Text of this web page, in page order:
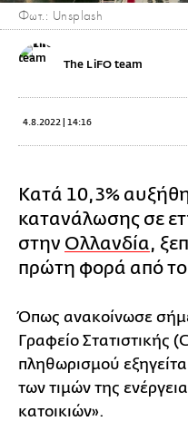
Φωτ.: Unsplash
The LiFO team
4.8.2022 | 14:16
Κατά 10,3%
κατανάλωσης σε
στην Ολλανδία,
πρώτη φορά από το
Όπως ανακοίνωσε
Γραφείο Στατιστικής
πληθωρισμού
των τιμών της
κατοικιών».